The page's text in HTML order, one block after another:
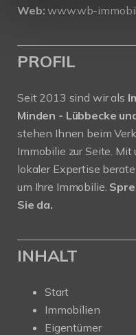
Web: www.wb-
PROFIL
Seit 2013 sind wir als
Minden - Lübbecke
stehen Ihnen beim
Immobilie zur Seite.
lokaler Expertise
um Ihre Immobilie.
Sie da.
INHALT
Start
Immobilien
Eigentümer